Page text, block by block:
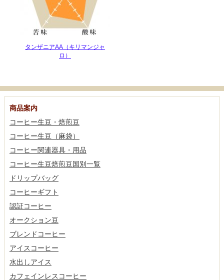
タンザニアAA（キリマンジャ
ロ）
商品案内
コーヒー生豆・焙煎豆
コーヒー生豆（麻袋）
コーヒー関連器具・用品
コーヒー生豆焙煎豆国別一覧
ドリップバッグ
コーヒーギフト
認証コーヒー
オークション豆
ブレンドコーヒー
アイスコーヒー
水出しアイス
カフェインレスコーヒー